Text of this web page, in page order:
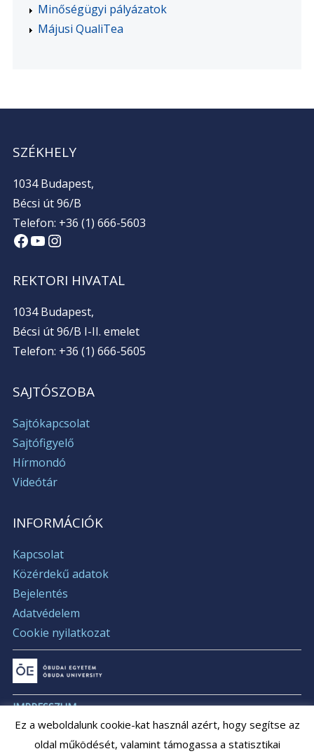
Minőségügyi pályázatok
Májusi QualiTea
SZÉKHELY
1034 Budapest,
Bécsi út 96/B
Telefon: +36 (1) 666-5603
Facebook
YouTube
Instagram
REKTORI HIVATAL
1034 Budapest,
Bécsi út 96/B I-II. emelet
Telefon: +36 (1) 666-5605
SAJTÓSZOBA
Sajtókapcsolat
Sajtófigyelő
Hírmondó
Videótár
INFORMÁCIÓK
Kapcsolat
Közérdekű adatok
Bejelentés
Adatvédelem
Cookie nyilatkozat
IMPRESSZUM
ÁLLÁSAJÁNLATOK
Ez a weboldalunk cookie-kat használ azért, hogy segítse az
oldal működését, valamint támogassa a statisztikai